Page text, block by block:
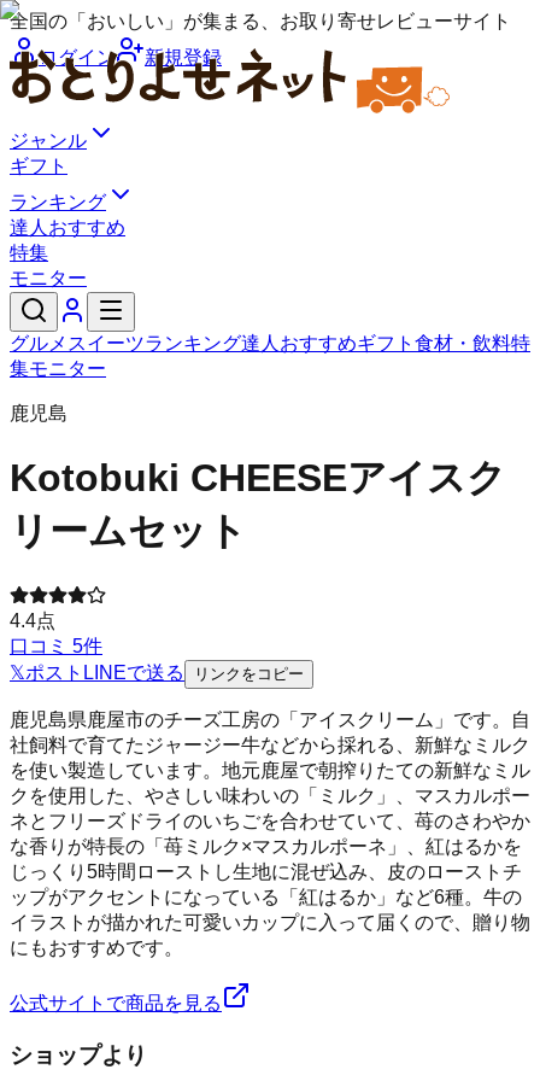
全国の「おいしい」が集まる、お取り寄せレビューサイト
ログイン
新規登録
ジャンル
ギフト
ランキング
達人おすすめ
特集
モニター
グルメ スイーツランキング達人おすすめギフト 食材・飲料特
集モニター
鹿児島
Kotobuki CHEESEアイスク
リームセット
4.4点
口コミ 5件
𝕏ポスト LINEで送る リンクをコピー
鹿児島県鹿屋市のチーズ工房の「アイスクリーム」です。自
社飼料で育てたジャージー牛などから採れる、新鮮なミルク
を使い製造しています。地元鹿屋で朝搾りたての新鮮なミル
クを使用した、やさしい味わいの「ミルク」、マスカルポー
ネとフリーズドライのいちごを合わせていて、苺のさわやか
な香りが特長の「苺ミルク×マスカルポーネ」、紅はるかを
じっくり5時間ローストし生地に混ぜ込み、皮のローストチ
ップがアクセントになっている「紅はるか」など6種。牛の
イラストが描かれた可愛いカップに入って届くので、贈り物
にもおすすめです。
公式サイトで商品を見る
ショップより